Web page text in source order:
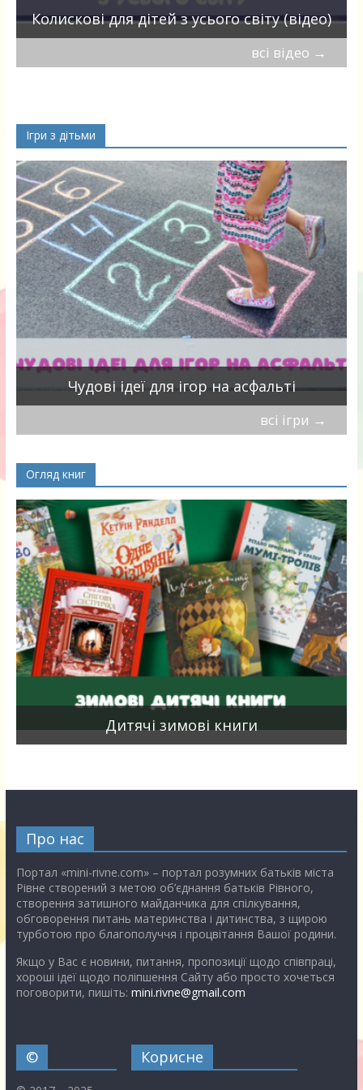
Колискові для дітей з усього світу (відео)
всі відео →
Ігри з дітьми
Чудові ідеї для ігор на асфальті
всі ігри →
Огляд книг
Дитячі зимові книги
Про нас
Портал «mini-rivne.com» – портал розумних батьків міста
Рівне створений з метою об’єднання батьків Рівного,
створення затишного майданчика для спілкування,
обговорення питань материнства і дитинства, з щирою
турботою про благополуччя і процвітання Вашої родини.
Якщо у Вас є новини, питання, пропозиції щодо співпраці,
хороші ідеї щодо поліпшення Сайту або просто хочеться
поговорити, пишіть: mini.rivne@gmail.com
© Корисне